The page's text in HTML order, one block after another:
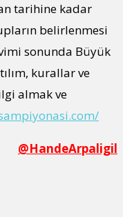
tarihine kadar
belirlenmesi
sonunda Büyük
kurallar ve
almak ve
@HandeArpaligil